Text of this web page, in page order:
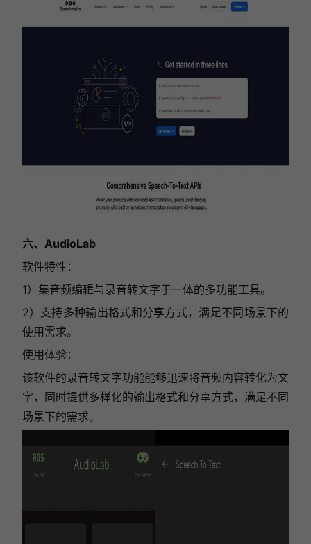
六、AudioLab
软件特性：
1）集音频编辑与录音转文字于一体的多功能工具。
2）支持多种输出格式和分享方式，满足不同场景下的
使用需求。
使用体验：
该软件的录音转文字功能能够迅速将音频内容转化为文
字，同时提供多样化的输出格式和分享方式，满足不同
场景下的需求。